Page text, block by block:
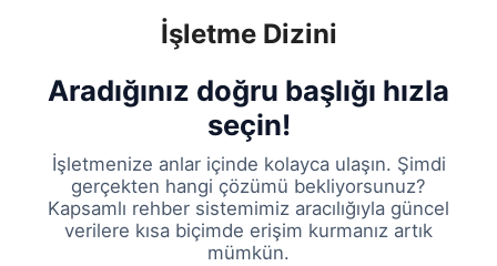
İşletme Dizini
Aradığınız doğru başlığı hızla
seçin!
İşletmenize anlar içinde kolayca ulaşın. Şimdi
gerçekten hangi çözümü bekliyorsunuz?
Kapsamlı rehber sistemimiz aracılığıyla güncel
verilere kısa biçimde erişim kurmanız artık
mümkün.